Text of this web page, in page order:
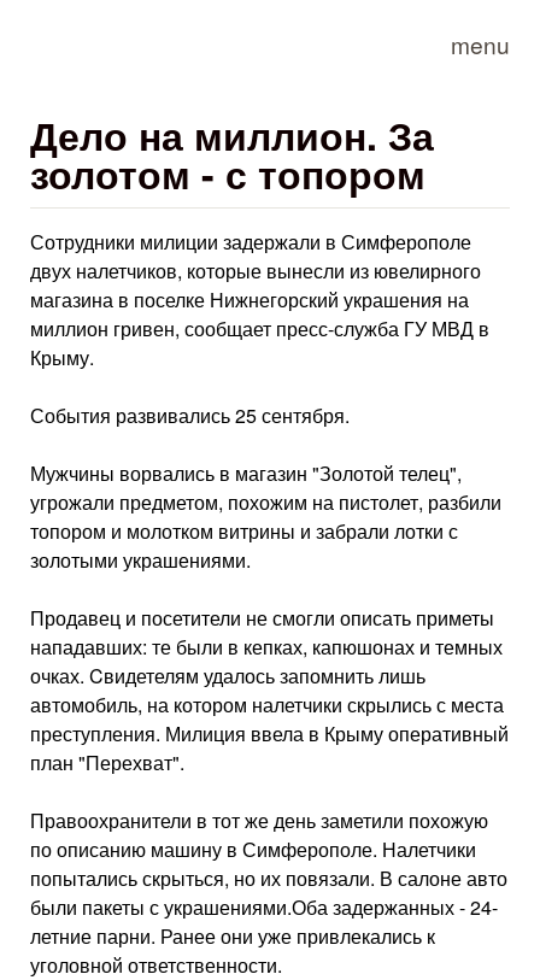
menu
Дело на миллион. За
золотом - с топором
Сотрудники милиции задержали в Симферополе
двух налетчиков, которые вынесли из ювелирного
магазина в поселке Нижнегорский украшения на
миллион гривен, сообщает пресс-служба ГУ МВД в
Крыму.
События развивались 25 сентября.
Мужчины ворвались в магазин "Золотой телец",
угрожали предметом, похожим на пистолет, разбили
топором и молотком витрины и забрали лотки с
золотыми украшениями.
Продавец и посетители не смогли описать приметы
нападавших: те были в кепках, капюшонах и темных
очках. Cвидетелям удалось запомнить лишь
автомобиль, на котором налетчики скрылись с места
преступления. Милиция ввела в Крыму оперативный
план "Перехват".
Правоохранители в тот же день заметили похожую
по описанию машину в Симферополе. Налетчики
попытались скрыться, но их повязали. В салоне авто
были пакеты с украшениями.Оба задержанных - 24-
летние парни. Ранее они уже привлекались к
уголовной ответственности.